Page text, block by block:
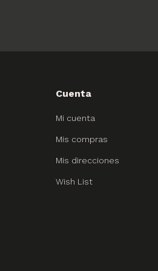
Cuenta
Mi cuenta
Mis compras
Mis direcciones
Wish List